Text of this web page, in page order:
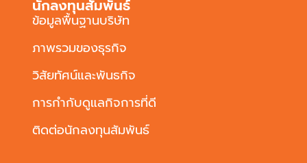
นักลงทุนสัมพันธ์
ข้อมูลพื้นฐานบริษัท
ภาพรวมของธุรกิจ
วิสัยทัศน์และพันธกิจ
การกำกับดูแลกิจการที่ดี
ติดต่อนักลงทุนสัมพันธ์